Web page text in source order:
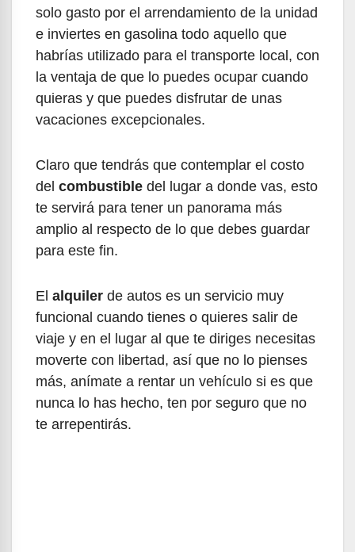
solo gasto por el arrendamiento de la unidad
e inviertes en gasolina todo aquello que
habrías utilizado para el transporte local, con
la ventaja de que lo puedes ocupar cuando
quieras y que puedes disfrutar de unas
vacaciones excepcionales.
Claro que tendrás que contemplar el costo
del combustible del lugar a donde vas, esto
te servirá para tener un panorama más
amplio al respecto de lo que debes guardar
para este fin.
El alquiler de autos es un servicio muy
funcional cuando tienes o quieres salir de
viaje y en el lugar al que te diriges necesitas
moverte con libertad, así que no lo pienses
más, anímate a rentar un vehículo si es que
nunca lo has hecho, ten por seguro que no
te arrepentirás.